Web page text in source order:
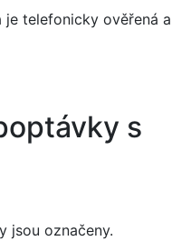
telefonicky ověřená a
s
jsou označeny.